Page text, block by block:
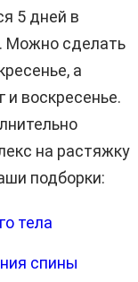
5 дней в
Можно сделать
а
воскресенье.
на растяжку
подборки:
тела
спины